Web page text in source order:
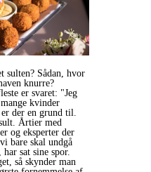
sulten? Sådan, hvor
knurre?
er svaret: "Jeg
kvinder
der en grund til.
Årtier med
og eksperter der
bare skal undgå
sat sine spor.
så skynder man